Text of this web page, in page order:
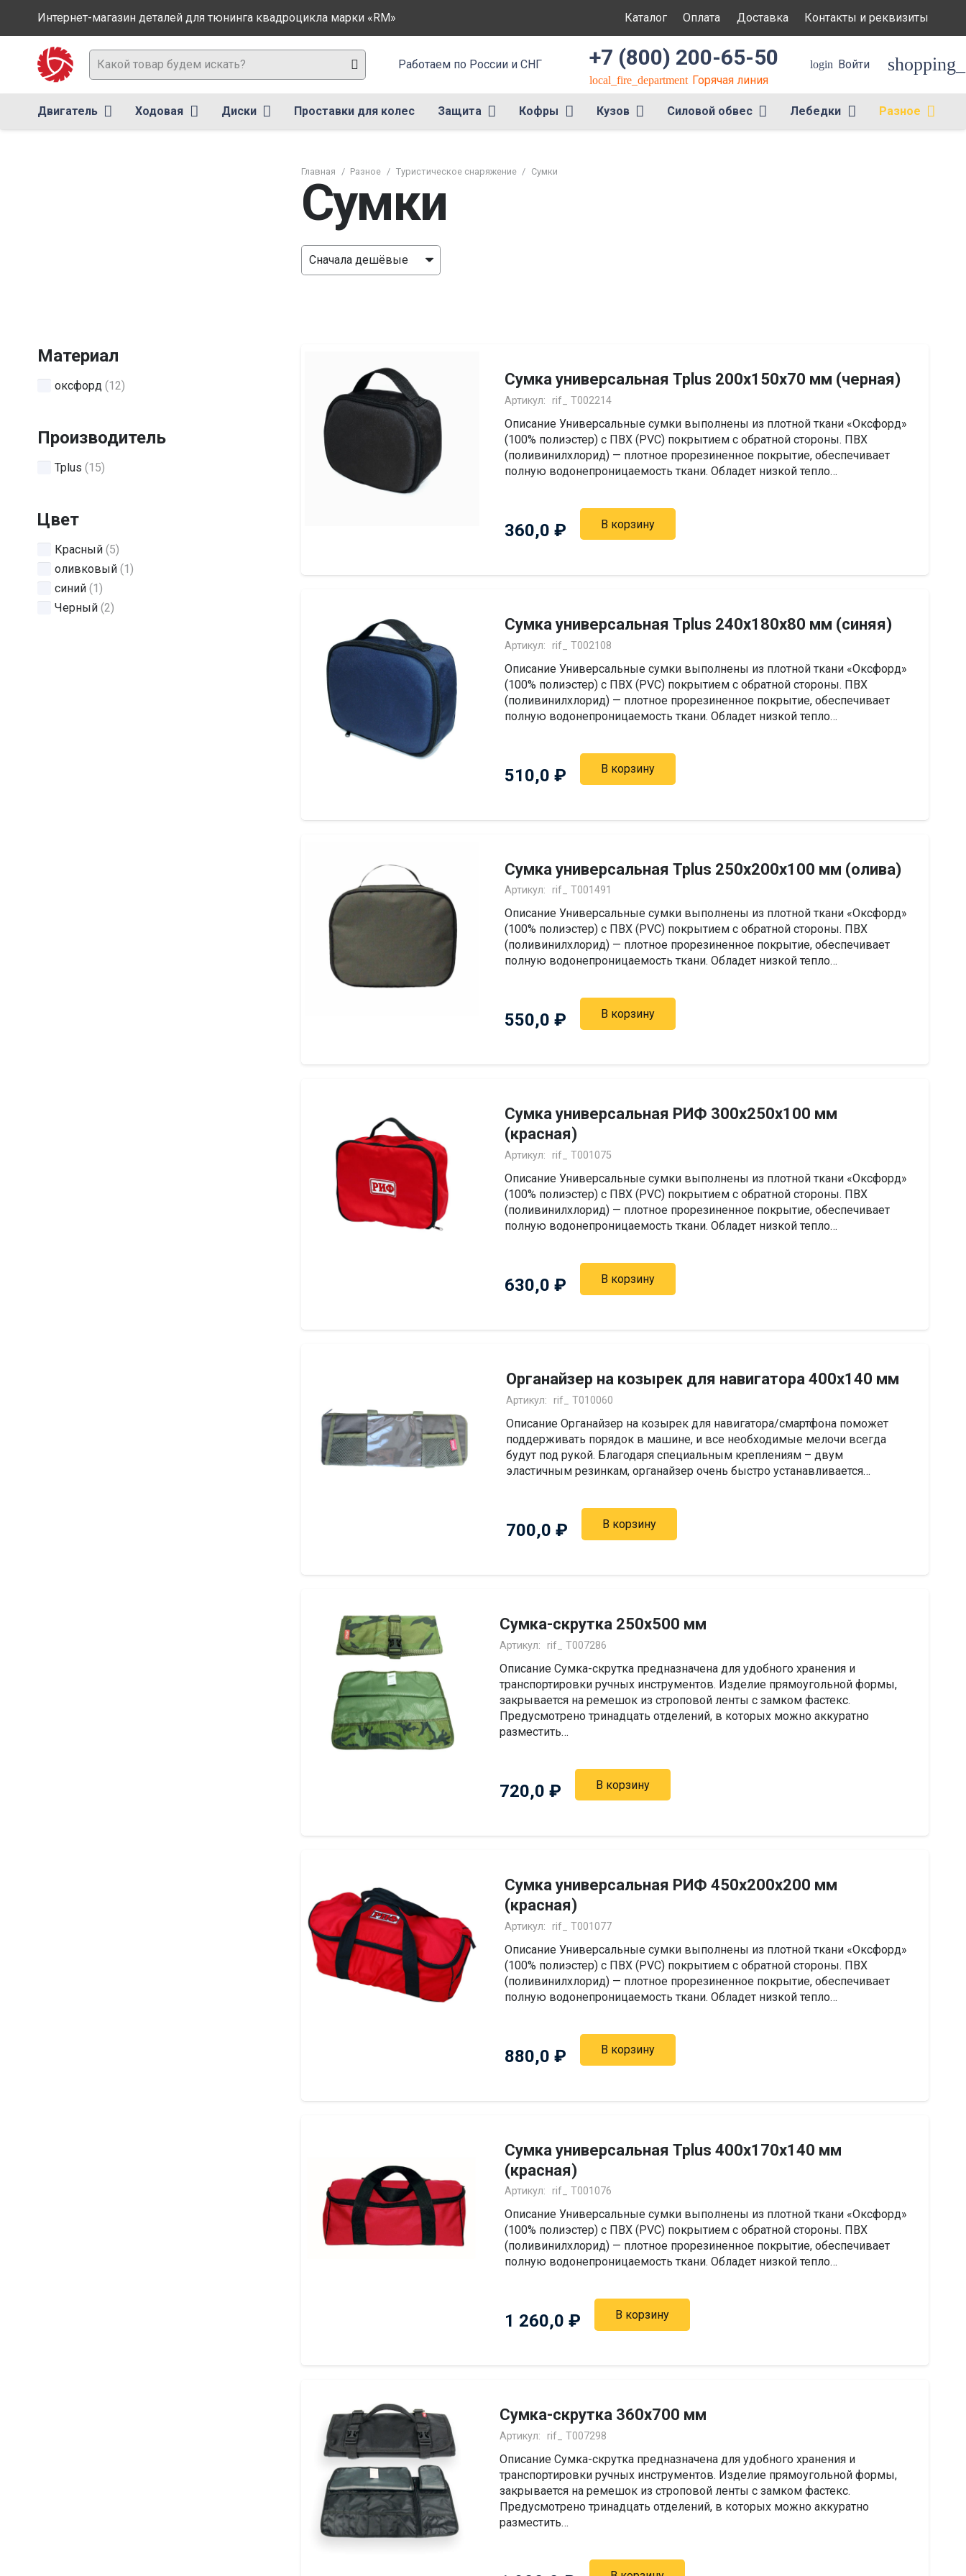
Интернет-магазин деталей для тюнинга квадроцикла марки «RM» Каталог Оплата Доставка Контакты и реквизиты
Работаем по России и СНГ +7 (800) 200-65-50
local_fire_department Горячая линия
login Войти
Двигатель Ходовая Диски Проставки для колес Защита Кофры Кузов Силовой обвес Лебедки Разное
Материал
оксфорд (12)
Производитель
Tplus (15)
Цвет
Красный (5)
оливковый (1)
синий (1)
Черный (2)
Главная / Разное / Туристическое снаряжение / Сумки
Сумки
Сумка универсальная Tplus 200х150х70 мм (черная)
Артикул: rif_ Т002214
Описание Универсальные сумки выполнены из плотной ткани «Оксфорд»
(100% полиэстер) с ПВХ (PVC) покрытием с обратной стороны. ПВХ
(поливинилхлорид) — плотное прорезиненное покрытие, обеспечивает
полную водонепроницаемость ткани. Обладет низкой тепло…
360,0 ₽ В корзину
Сумка универсальная Tplus 240х180х80 мм (синяя)
Артикул: rif_ Т002108
Описание Универсальные сумки выполнены из плотной ткани «Оксфорд»
(100% полиэстер) с ПВХ (PVC) покрытием с обратной стороны. ПВХ
(поливинилхлорид) — плотное прорезиненное покрытие, обеспечивает
полную водонепроницаемость ткани. Обладет низкой тепло…
510,0 ₽ В корзину
Сумка универсальная Tplus 250х200х100 мм (олива)
Артикул: rif_ Т001491
Описание Универсальные сумки выполнены из плотной ткани «Оксфорд»
(100% полиэстер) с ПВХ (PVC) покрытием с обратной стороны. ПВХ
(поливинилхлорид) — плотное прорезиненное покрытие, обеспечивает
полную водонепроницаемость ткани. Обладет низкой тепло…
550,0 ₽ В корзину
Сумка универсальная РИФ 300х250х100 мм
(красная)
Артикул: rif_ Т001075
Описание Универсальные сумки выполнены из плотной ткани «Оксфорд»
(100% полиэстер) с ПВХ (PVC) покрытием с обратной стороны. ПВХ
(поливинилхлорид) — плотное прорезиненное покрытие, обеспечивает
полную водонепроницаемость ткани. Обладет низкой тепло…
630,0 ₽ В корзину
Органайзер на козырек для навигатора 400х140 мм
Артикул: rif_ T010060
Описание Органайзер на козырек для навигатора/смартфона поможет
поддерживать порядок в машине, и все необходимые мелочи всегда
будут под рукой. Благодаря специальным креплениям – двум
эластичным резинкам, органайзер очень быстро устанавливается…
700,0₽ В корзину
Сумка-скрутка 250х500 мм
Артикул: rif_ T007286
Описание Сумка-скрутка предназначена для удобного хранения и
транспортировки ручных инструментов. Изделие прямоугольной формы,
закрывается на ремешок из строповой ленты с замком фастекс.
Предусмотрено тринадцать отделений, в которых можно аккуратно
разместить…
720,0₽ В корзину
Сумка универсальная РИФ 450х200х200 мм
(красная)
Артикул: rif_ Т001077
Описание Универсальные сумки выполнены из плотной ткани «Оксфорд»
(100% полиэстер) с ПВХ (PVC) покрытием с обратной стороны. ПВХ
(поливинилхлорид) — плотное прорезиненное покрытие, обеспечивает
полную водонепроницаемость ткани. Обладет низкой тепло…
880,0 ₽ В корзину
Сумка универсальная Tplus 400х170х140 мм
(красная)
Артикул: rif_ Т001076
Описание Универсальные сумки выполнены из плотной ткани «Оксфорд»
(100% полиэстер) с ПВХ (PVC) покрытием с обратной стороны. ПВХ
(поливинилхлорид) — плотное прорезиненное покрытие, обеспечивает
полную водонепроницаемость ткани. Обладет низкой тепло…
1 260,0 ₽ В корзину
Сумка-скрутка 360х700 мм
Артикул: rif_ T007298
Описание Сумка-скрутка предназначена для удобного хранения и
транспортировки ручных инструментов. Изделие прямоугольной формы,
закрывается на ремешок из строповой ленты с замком фастекс.
Предусмотрено тринадцать отделений, в которых можно аккуратно
разместить…